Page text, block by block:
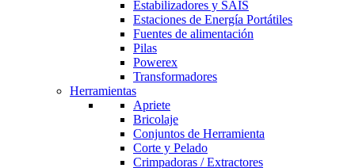
Estabilizadores y SAIS
Estaciones de Energía Portátiles
Fuentes de alimentación
Pilas
Powerex
Transformadores
Herramientas
Apriete
Bricolaje
Conjuntos de Herramienta
Corte y Pelado
Crimpadoras / Extractores